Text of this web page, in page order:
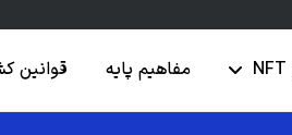
مفاهیم پایه قوانین